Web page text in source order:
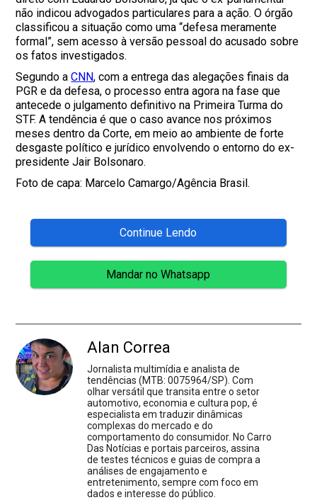
não indicou advogados particulares para a ação. O órgão
classificou a situação como uma “defesa meramente
formal”, sem acesso à versão pessoal do acusado sobre
os fatos investigados.
Segundo aCNN, com a entrega das alegações finais da
PGR e da defesa, o processo entra agora na fase que
antecede o julgamento definitivo na Primeira Turma do
STF. A tendência é que o caso avance nos próximos
meses dentro da Corte, em meio ao ambiente de forte
desgaste político e jurídico envolvendo o entorno do ex-
presidente Jair Bolsonaro.
Foto de capa: Marcelo Camargo/Agência Brasil.
Continue Lendo
Mandar no Whatsapp
Alan Correa
Jornalista multimídia e analista de
tendências (MTB: 0075964/SP). Com
olhar versátil que transita entre o setor
automotivo, economia e cultura pop, é
especialista em traduzir dinâmicas
complexas do mercado e do
comportamento do consumidor. No Carro
Das Notícias e portais parceiros, assina
de testes técnicos e guias de compra a
análises de engajamento e
entretenimento, sempre com foco em
dados e interesse do público.